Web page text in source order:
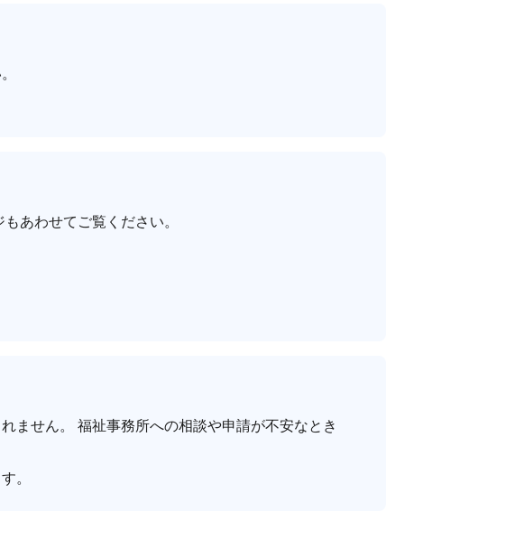
あわせてご覧ください。
ません。 福祉事務所への相談や申請が不安なとき
。